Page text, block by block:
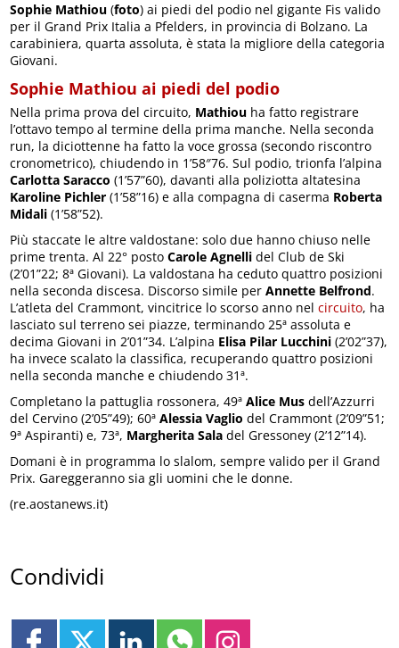
Sophie Mathiou (foto) ai piedi del podio nel gigante Fis valido
per il Grand Prix Italia a Pfelders, in provincia di Bolzano. La
carabiniera, quarta assoluta, è stata la migliore della categoria
Giovani.
Sophie Mathiou ai piedi del podio
Nella prima prova del circuito, Mathiou ha fatto registrare
l’ottavo tempo al termine della prima manche. Nella seconda
run, la diciottenne ha fatto la voce grossa (secondo riscontro
cronometrico), chiudendo in 1’58″76. Sul podio, trionfa l’alpina
Carlotta Saracco (1’57”60), davanti alla poliziotta altatesina
Karoline Pichler (1’58”16) e alla compagna di caserma Roberta
Midali (1’58”52).
Più staccate le altre valdostane: solo due hanno chiuso nelle
prime trenta. Al 22° postoCarole Agnelli del Club de Ski
(2’01”22; 8ª Giovani). La valdostana ha ceduto quattro posizioni
nella seconda discesa. Discorso simile perAnnette Belfrond.
L’atleta del Crammont, vincitrice lo scorso anno nelcircuito, ha
lasciato sul terreno sei piazze, terminando 25ª assoluta e
decima Giovani in 2’01”34. L’alpina Elisa Pilar Lucchini (2’02”37),
ha invece scalato la classifica, recuperando quattro posizioni
nella seconda manche e chiudendo 31ª.
Completano la pattuglia rossonera, 49ªAlice Mus dell’Azzurri
del Cervino (2’05”49); 60ªAlessia Vaglio del Crammont (2’09”51;
9ª Aspiranti) e, 73ª, Margherita Sala del Gressoney (2’12”14).
Domani è in programma lo slalom, sempre valido per il Grand
Prix. Gareggeranno sia gli uomini che le donne.
(re.aostanews.it)
Condividi